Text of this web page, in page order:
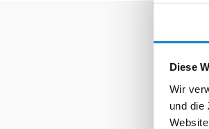
Diese
Wir
und die